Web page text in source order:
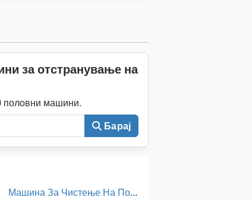
за отстранување на
половни машини.
Барај
Машина За Чистење На Подот